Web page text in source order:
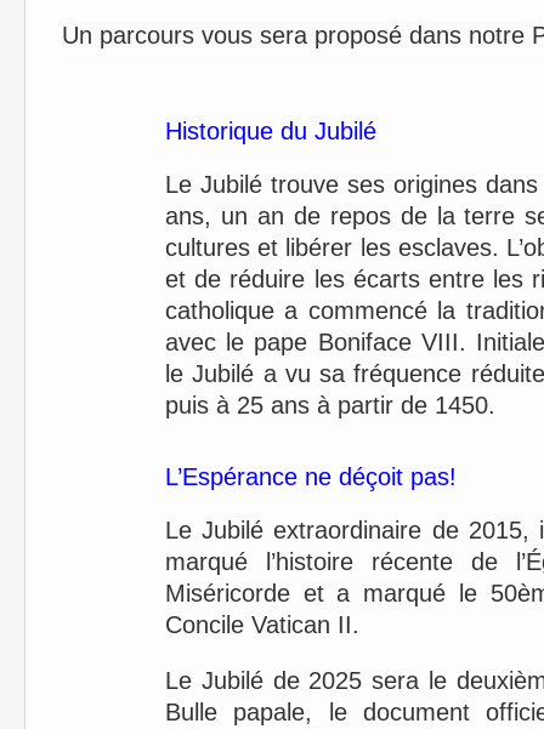
Un parcours vous sera proposé dans notre
Historique du Jubilé
Le Jubilé trouve ses origines
ans, un an de repos de la terre
cultures et libérer les esclaves.
et de réduire les écarts entre les
catholique a commencé la
avec le pape Boniface VIII.
le Jubilé a vu sa fréquence
puis à 25 ans à partir de 1450.
L’Espérance ne déçoit pas!
Le Jubilé extraordinaire de
marqué l’histoire récente de
Miséricorde et a marqué le
Concile Vatican II.
Le Jubilé de 2025 sera le
Bulle papale, le document